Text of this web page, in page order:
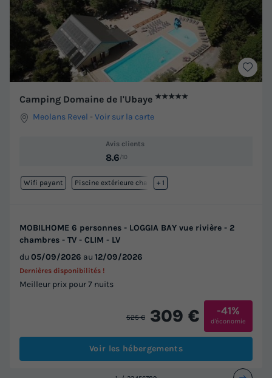
Camping Domaine de l'Ubaye ★★★★★
Meolans Revel -Voir sur la carte
Avis clients
8.6/10
Wifi payant Piscine extérieure chauffée
+ 1
MOBILHOME 6 personnes - LOGGIA BAY vue rivière - 2
chambres - TV - CLIM - LV
du 05/09/2026 au 12/09/2026
Meilleur prix pour 7 nuits
Dernières disponibilités !
525 € 309 € -41%
d'économie
Voir les hébergements